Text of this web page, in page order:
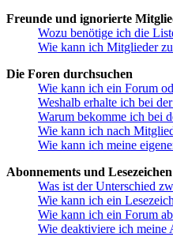
Freunde und ignorierte
Wozu benötige ich die
Wie kann ich Mitglieder
Die Foren durchsuchen
Wie kann ich ein Forum
Weshalb erhalte ich bei
Warum bekomme ich bei
Wie kann ich nach
Wie kann ich meine
Abonnements und Lesezeichen
Was ist der Unterschied
Wie kann ich ein
Wie kann ich ein Forum
Wie deaktiviere ich meine